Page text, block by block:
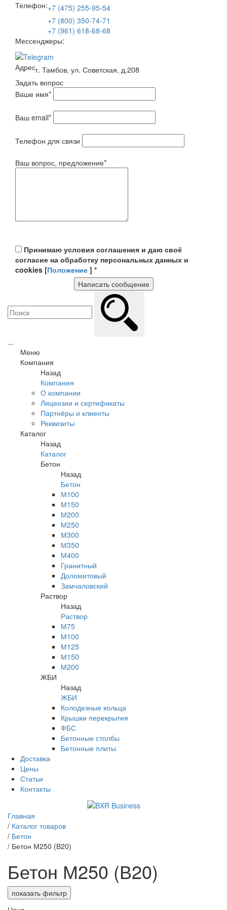
Телефон:+7 (475) 255-95-54
+7 (800) 350-74-71
+7 (961) 618-68-68
Мессенджеры:
Адресг. Тамбов, ул. Советская, д.208
Задать вопрос
Ваше имя*
Ваш email*
Телефон для связи
Ваш вопрос, предложение*
Принимаю условия соглашения и даю своё
согласие на обработку персональных данных и
cookies [Положение ] *
Написать сообщение
...
Меню
Компания
Назад
Компания
О компании
Лицензии и сертификаты
Партнёры и клиенты
Реквизиты
Каталог
Назад
Каталог
Бетон
Назад
Бетон
М100
М150
М200
М250
М300
М350
М400
Гранитный
Доломитовый
Замчаловский
Раствор
Назад
Раствор
М75
М100
М125
М150
М200
ЖБИ
Назад
ЖБИ
Колодезные кольца
Крышки перекрытия
ФБС
Бетонные столбы
Бетонные плиты
Доставка
Цены
Статьи
Контакты
Главная
/ Каталог товаров
/ Бетон
/ Бетон М250 (В20)
Бетон М250 (В20)
показать фильтр